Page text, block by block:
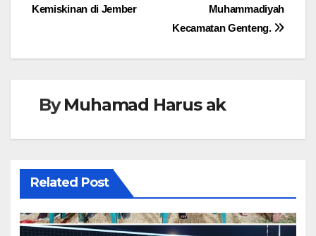
Muhammadiyah
Kecamatan Genteng.
Kemiskinan di Jember
ByMuhamad Harus ak
Related Post